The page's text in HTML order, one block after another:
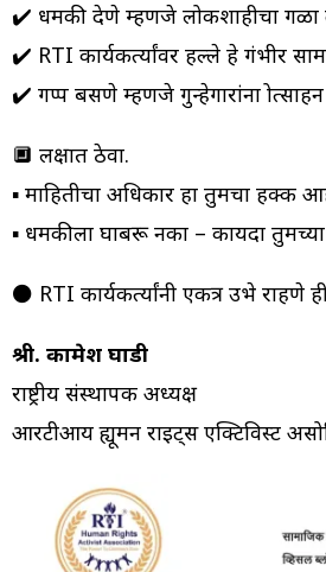
✔️ धमकी देणे म्हणजे लोकशाहीचा गळा
✔️ RTI कार्यकर्त्यांवर हल्ले हे गंभीर
✔️ गप्प बसणे म्हणजे गुन्हेगारांना
🔲 लक्षात ठेवा.
▪️ माहितीचा अधिकार हा तुमचा हक्क
▪️ धमकीला घाबरू नका – कायदा
⚫ RTI कार्यकर्त्यांनी एकत्र उभे
श्री. कामेश घाडी
राष्ट्रीय संस्थापक अध्यक्ष
आरटीआय ह्यूमन राइट्स एक्टिविस्ट